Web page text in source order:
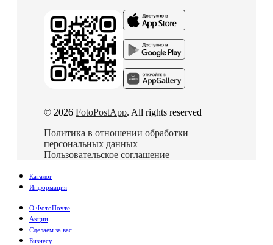
© 2026 FotoPostApp. All rights reserved
Политика в отношении обработки
персональных данных
Пользовательское соглашение
Каталог
Информация
О ФотоПочте
Акции
Сделаем за вас
Бизнесу